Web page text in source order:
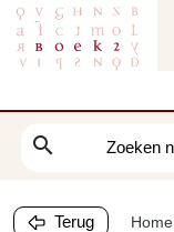
search
Terug Home